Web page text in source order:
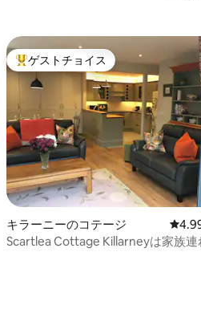
、5つ星中4.89つ星の平均評価
大好評のゲストチョイスです。
ゲストチョイス
キラーニーのコテージ レビ
Scartlea Cottage Killarneyは家族連